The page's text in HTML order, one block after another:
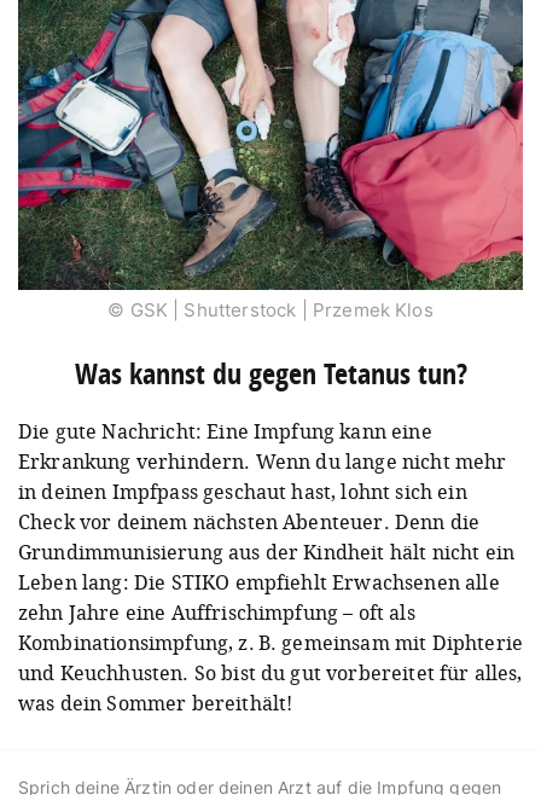
© GSK | Shutterstock | Przemek Klos
Was kannst du gegen Tetanus tun?
Die gute Nachricht: Eine Impfung kann eine
Erkrankung verhindern. Wenn du lange nicht mehr
in deinen Impfpass geschaut hast, lohnt sich ein
Check vor deinem nächsten Abenteuer. Denn die
Grundimmunisierung aus der Kindheit hält nicht ein
Leben lang: Die STIKO empfiehlt Erwachsenen alle
zehn Jahre eine Auffrischimpfung – oft als
Kombinationsimpfung, z. B. gemeinsam mit Diphterie
und Keuchhusten. So bist du gut vorbereitet für alles,
was dein Sommer bereithält!
Sprich deine Ärztin oder deinen Arzt auf die Impfung gegen